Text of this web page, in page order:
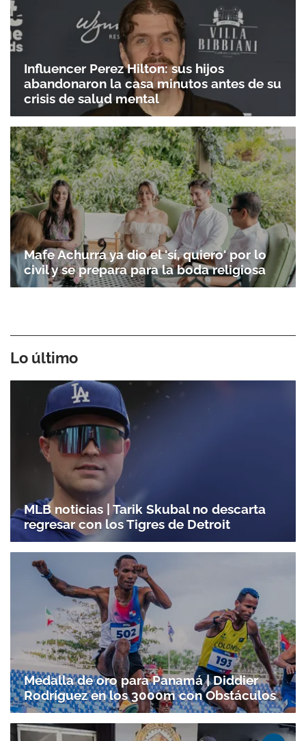
Influencer Perez Hilton: sus hijos
abandonaron la casa minutos antes de su
crisis de salud mental
Mafe Achurra ya dio el 'sí, quiero' por lo
civil y se prepara para la boda religiosa
Lo último
MLB noticias | Tarik Skubal no descarta
regresar con los Tigres de Detroit
Medalla de oro para Panamá | Diddier
Rodríguez en los 3000m con Obstáculos